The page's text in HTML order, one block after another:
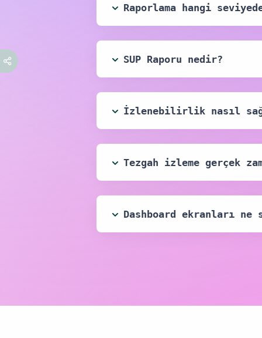
Raporlama hangi
SUP Raporu nedir?
İzlenebilirlik nasıl
Tezgah izleme gerçek
Dashboard ekranları ne